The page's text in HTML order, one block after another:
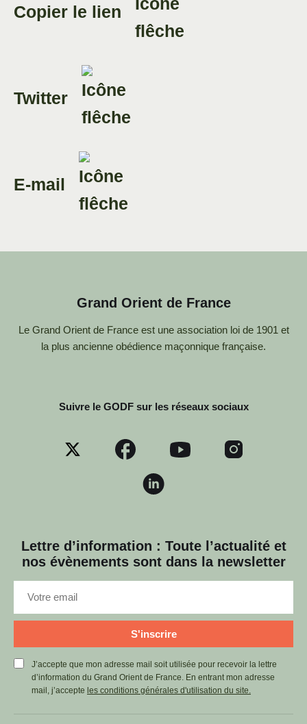
Copier le lien
Twitter
E-mail
Grand Orient de France
Le Grand Orient de France est une association loi de 1901 et
la plus ancienne obédience maçonnique française.
Suivre le GODF sur les réseaux sociaux
Lettre d’information : Toute l’actualité et
nos évènements sont dans la newsletter
S'inscrire
J’accepte que mon adresse mail soit utilisée pour recevoir la lettre
d’information du Grand Orient de France. En entrant mon adresse
mail, j’accepte les conditions générales d'utilisation du site.